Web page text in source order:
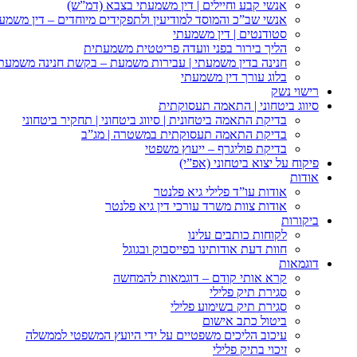
אנשי קבע וחיילים | דין משמעתי בצבא (דמ”ש)
אנשי שב”כ והמוסד למודיעין ולתפקידים מיוחדים – דין
סטודנטים | דין משמעתי
הליך בירור בפני וועדה פריטטית משמעתית
חנינה בדין משמעתי | עבירות משמעת – בקשת חנינה
בלוג עורך דין משמעתי
רישוי נשק
סיווג ביטחוני | התאמה תעסוקתית
בדיקת התאמה ביטחונית | סיווג ביטחוני | תחקיר ביטחוני
בדיקת התאמה תעסוקתית במשטרה | מג”ב
בדיקת פוליגרף – ייעוץ משפטי
פיקוח על יצוא ביטחוני (אפ”י)
אודות
אודות עו”ד פלילי גיא פלנטר
אודות צוות משרד עורכי דין גיא פלנטר
ביקורות
לקוחות כותבים עלינו
חוות דעת אודותינו בפייסבוק ובגוגל
דוגמאות
קרא אותי קודם – דוגמאות להמחשה
סגירת תיק פלילי
סגירת תיק בשימוע פלילי
ביטול כתב אישום
עיכוב הליכים משפטיים על ידי היועץ המשפטי לממשלה
זיכוי בתיק פלילי